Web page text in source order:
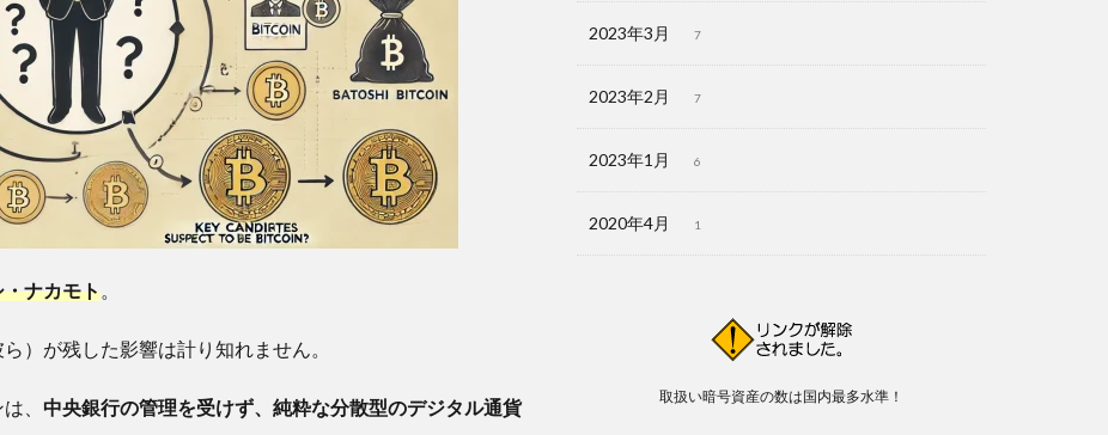
・ナカモト
）が残した影響は計り知れません。
、 中央銀行の管理を受けず、純粋な分散型のデジタル通貨
2023年3月 7
2023年2月 7
2023年1月 6
2020年4月 1
取扱い暗号資産の数は国内最多水準！